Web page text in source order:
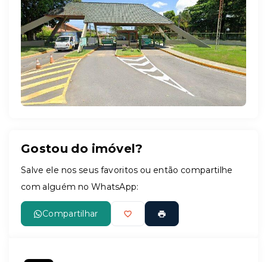
Leaflet
Gostou do imóvel?
Salve ele nos seus favoritos ou então compartilhe
com alguém no WhatsApp:
Compartilhar